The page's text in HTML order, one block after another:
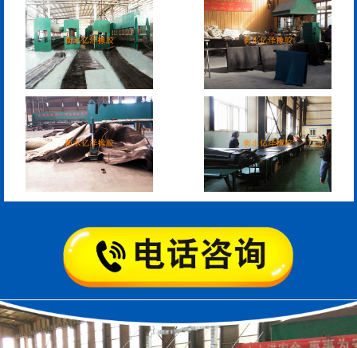
模数式160、240、320伸
缩缝
SF梳型伸缩缝
L型桥梁伸缩缝 Z型桥梁伸缩缝
板式橡胶伸缩缝 C型桥梁伸缩缝